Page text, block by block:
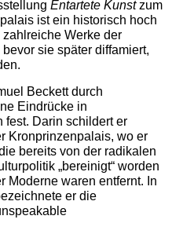
Entartete Kunstzum
ist ein historisch hoch
Werke der
sie später diffamiert,
Beckett durch
Eindrücke in
fest. Darin schildert er
Kronprinzenpalais, wo er
bereits von der radikalen
„bereinigt“ worden
Moderne waren entfernt. In
er die